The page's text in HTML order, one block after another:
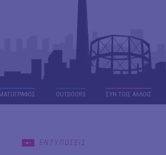
OUTDΟORS ΣΥΝ ΤΟΙΣ ΑΛΛΟΙΣ
ΕΝΤΥΠΩΣΕΙΣ